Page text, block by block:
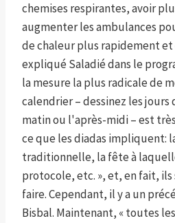
chemises respirantes, avoir
augmenter les ambulances
de chaleur plus rapidement et
expliqué Saladié dans le
la mesure la plus radicale de
calendrier – dessinez les
matin ou l'après-midi – est
ce que les diadas impliquent:
traditionnelle, la fête à
protocole, etc. », et, en fait,
faire. Cependant, il y a un
Bisbal. Maintenant, « toutes